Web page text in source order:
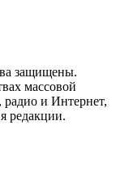
защищены.
массовой
радио и Интернет,
редакции.